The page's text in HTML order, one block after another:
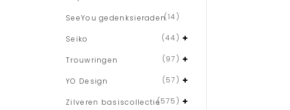
SeeYou gedenksieraden(14)
Seiko (44)
Trouwringen (97)
YO Design (57)
Zilveren basiscollectie(575)